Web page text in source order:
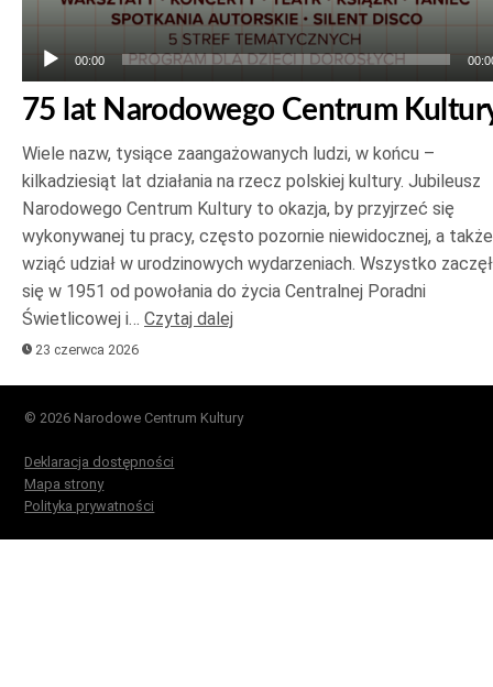
00:00
75 lat Narodowego Centrum
Wiele nazw, tysiące zaangażowanych ludzi, w końcu –
kilkadziesiąt lat działania na rzecz polskiej kultury. Jubileusz
Narodowego Centrum Kultury to okazja, by przyjrzeć się
wykonywanej tu pracy, często pozornie niewidocznej, a także
wziąć udział w urodzinowych wydarzeniach. Wszystko
się w 1951 od powołania do życia Centralnej Poradni
Świetlicowej i… Czytaj dalej
23 czerwca 2026
© 2026 Narodowe Centrum Kultury
Deklaracja dostępności
Mapa strony
Polityka prywatności